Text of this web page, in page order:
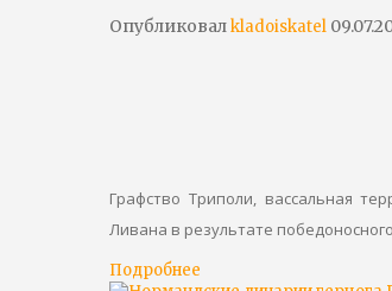
Опубликовалkladoiskatel
Графство Триполи, вассальная
Ливана в результате
Подробнее